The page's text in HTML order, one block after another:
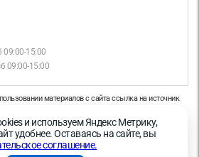
09:00-15:00
09:00-15:00
материалов с сайта ссылка на источник
даете согласие на использование сайтом cookies и
в целях функционирования сайта, проведения
исследований, улучшения сервиса и предоставления
и используем Яндекс Метрику,
удобнее. Оставаясь на сайте, вы
соглашение.